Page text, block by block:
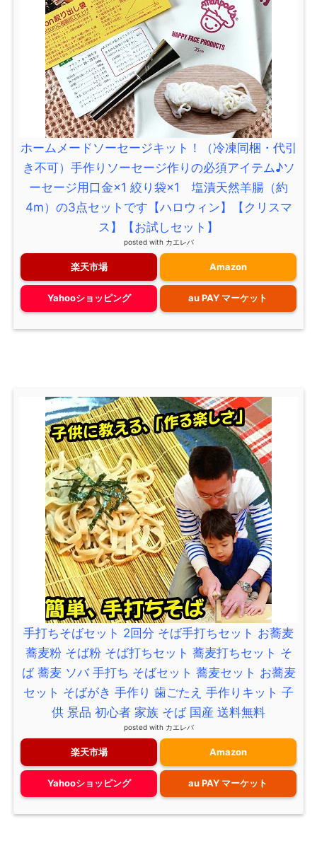
ホームメードソーセージキット！（冷凍同梱・代引
き不可）手作りソーセージ作りの必須アイテム♪ソ
ーセージ用口金×1 絞り袋×1 塩漬天然羊腸（約
4m）の3点セットです【ハロウィン】【クリスマ
ス】【お試しセット】
posted with カエレバ
楽天市場 Amazon
Yahooショッピング au PAY マーケット
手打ちそばセット 2回分 そば手打ちセット お蕎麦
蕎麦粉 そば粉 そば打ちセット 蕎麦打ちセット そ
ば 蕎麦 ソバ 手打ち そばセット 蕎麦セット お蕎麦
セット そばがき 手作り 歯ごたえ 手作りキット 子
供 景品 初心者 家族 そば 国産 送料無料
posted with カエレバ
楽天市場 Amazon
Yahooショッピング au PAY マーケット